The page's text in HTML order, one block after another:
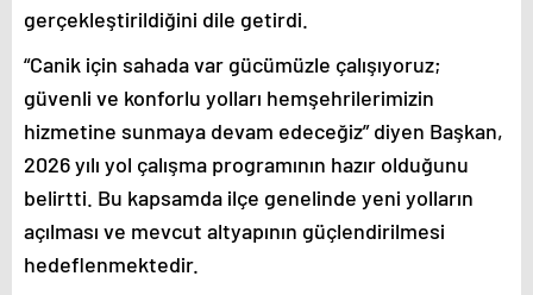
gerçekleştirildiğini dile getirdi.
“Canik için sahada var gücümüzle çalışıyoruz;
güvenli ve konforlu yolları hemşehrilerimizin
hizmetine sunmaya devam edeceğiz” diyen Başkan,
2026 yılı yol çalışma programının hazır olduğunu
belirtti. Bu kapsamda ilçe genelinde yeni yolların
açılması ve mevcut altyapının güçlendirilmesi
hedeflenmektedir.